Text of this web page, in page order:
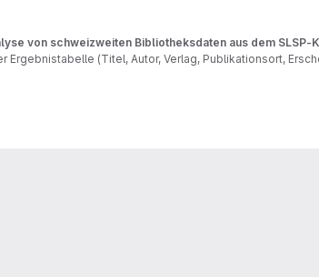
von schweizweiten Bibliotheksdaten aus dem SLSP-
(Titel, Autor, Verlag, Publikationsort,
und Wortwolken ausgewertet und als